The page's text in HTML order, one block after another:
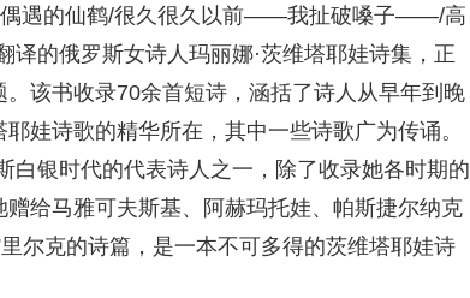
偶遇的仙鹤/很久很久以前——我扯破嗓子——/高
的俄罗斯女诗人玛丽娜·茨维塔耶娃诗集，正
该书收录70余首短诗，涵括了诗人从早年到晚
娃诗歌的精华所在，其中一些诗歌广为传诵。
白银时代的代表诗人之一，除了收录她各时期的
给马雅可夫斯基、阿赫玛托娃、帕斯捷尔纳克
尔克的诗篇，是一本不可多得的茨维塔耶娃诗